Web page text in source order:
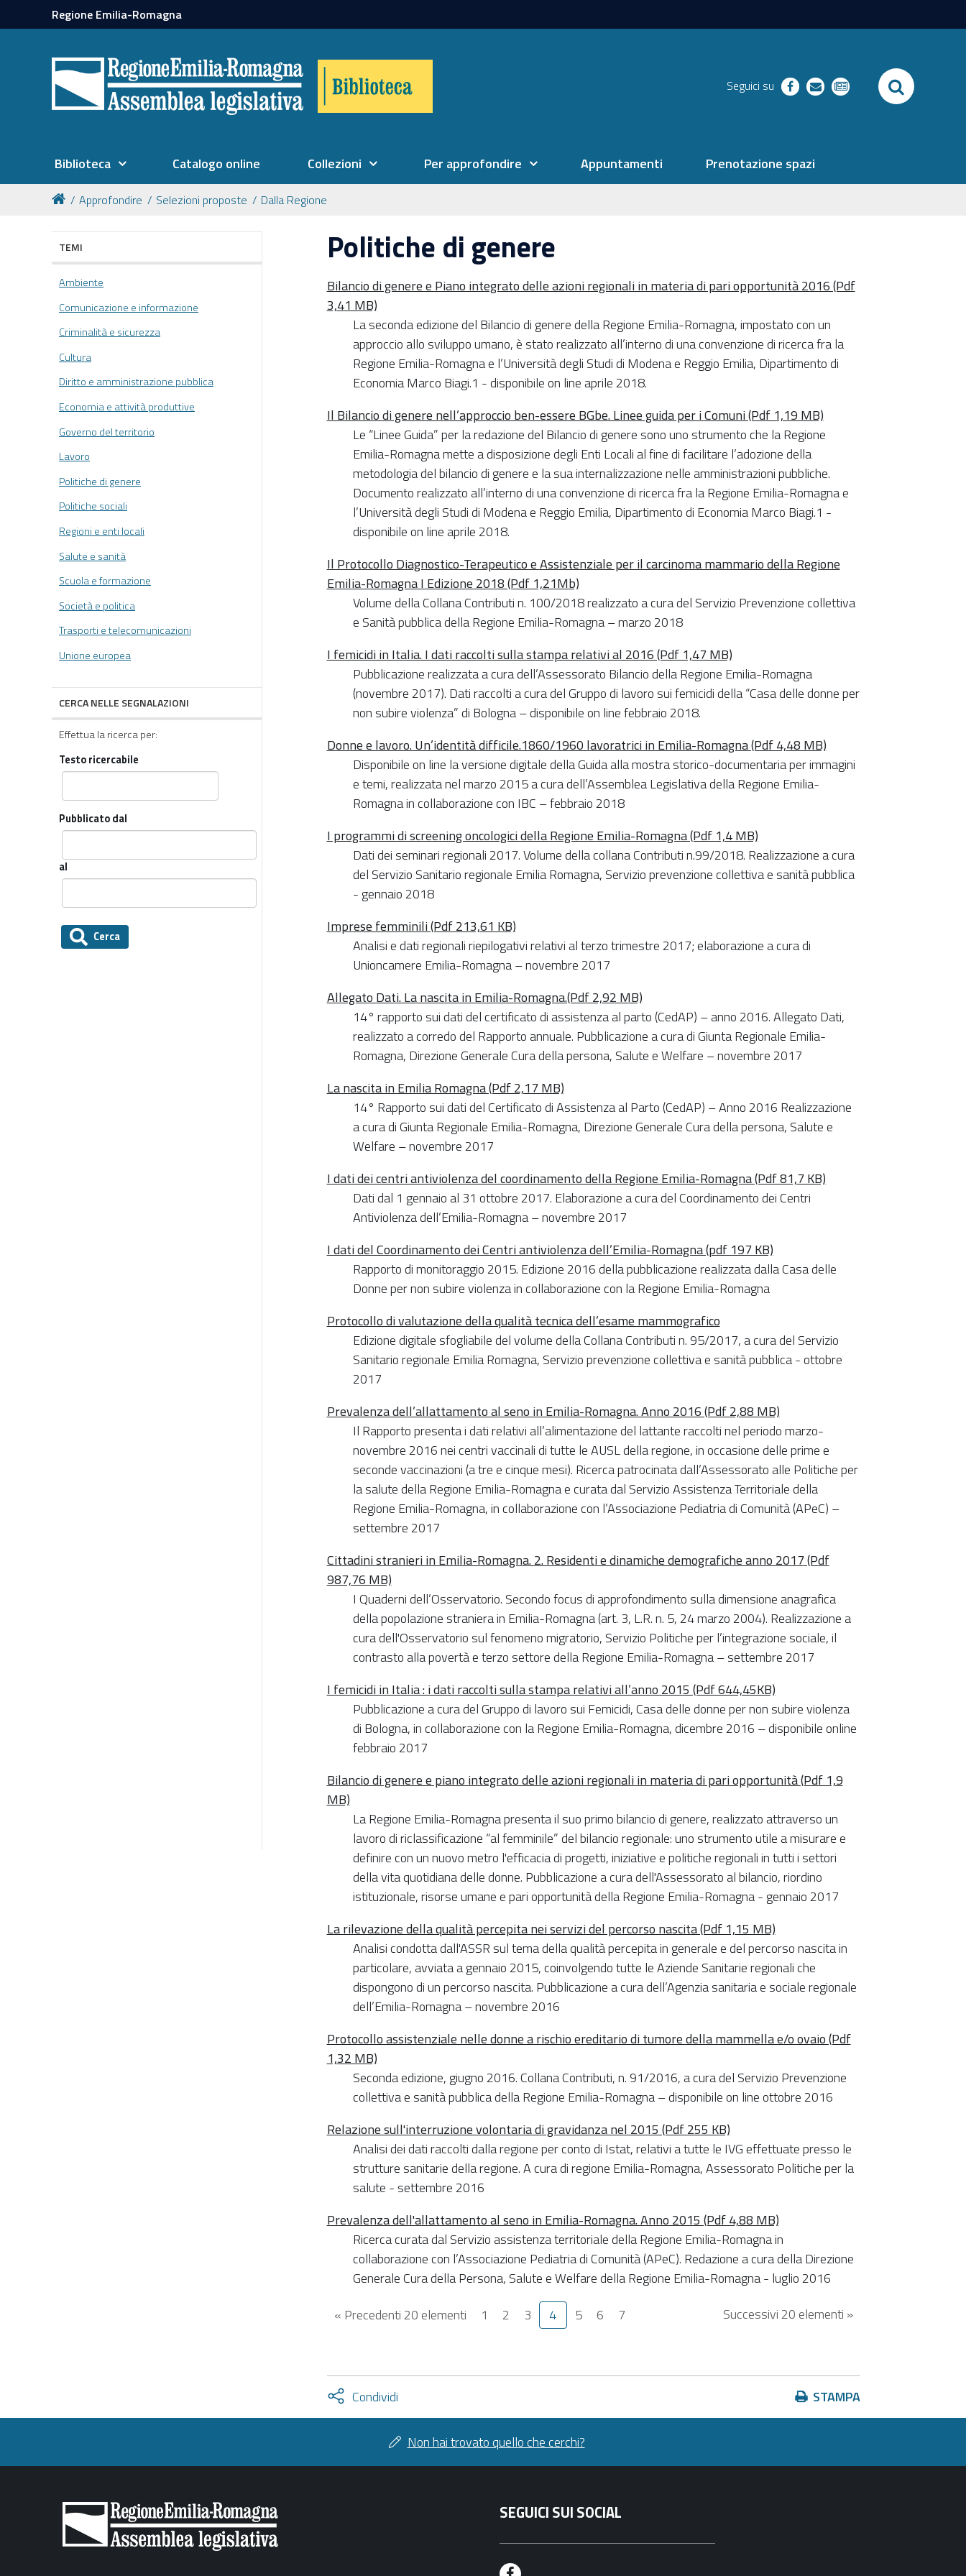
Regione Emilia-Romagna
Seguici su facebookrichiestenewsletter SEARCH
Biblioteca Catalogo online Collezioni Per approfondire Appuntamenti Prenotazione spazi
Approfondire Selezioni proposte Dalla Regione
Politiche di genere
Bilancio di genere e Piano integrato delle azioni regionali in materia di pari opportunità 2016 (Pdf
3,41 MB)
La seconda edizione del Bilancio di genere della Regione Emilia-Romagna, impostato con un
approccio allo sviluppo umano, è stato realizzato all’interno di una convenzione di ricerca fra la
Regione Emilia-Romagna e l’Università degli Studi di Modena e Reggio Emilia, Dipartimento di
Economia Marco Biagi.1 - disponibile on line aprile 2018.
Il Bilancio di genere nell’approccio ben-essere BGbe. Linee guida per i Comuni (Pdf 1,19 MB)
Le “Linee Guida” per la redazione del Bilancio di genere sono uno strumento che la Regione
Emilia-Romagna mette a disposizione degli Enti Locali al fine di facilitare l’adozione della
metodologia del bilancio di genere e la sua internalizzazione nelle amministrazioni pubbliche.
Documento realizzato all’interno di una convenzione di ricerca fra la Regione Emilia-Romagna e
l’Università degli Studi di Modena e Reggio Emilia, Dipartimento di Economia Marco Biagi.1 -
disponibile on line aprile 2018.
Il Protocollo Diagnostico-Terapeutico e Assistenziale per il carcinoma mammario della Regione
Emilia-Romagna I Edizione 2018 (Pdf 1,21Mb)
Volume della Collana Contributi n. 100/2018 realizzato a cura del Servizio Prevenzione collettiva
e Sanità pubblica della Regione Emilia-Romagna – marzo 2018
I femicidi in Italia. I dati raccolti sulla stampa relativi al 2016 (Pdf 1,47 MB)
Pubblicazione realizzata a cura dell’Assessorato Bilancio della Regione Emilia-Romagna
(novembre 2017). Dati raccolti a cura del Gruppo di lavoro sui femicidi della “Casa delle donne per
non subire violenza” di Bologna – disponibile on line febbraio 2018.
Donne e lavoro. Un’identità difficile.1860/1960 lavoratrici in Emilia-Romagna (Pdf 4,48 MB)
Disponibile on line la versione digitale della Guida alla mostra storico-documentaria per immagini
e temi, realizzata nel marzo 2015 a cura dell’Assemblea Legislativa della Regione Emilia-
Romagna in collaborazione con IBC – febbraio 2018
I programmi di screening oncologici della Regione Emilia-Romagna (Pdf 1,4 MB)
Dati dei seminari regionali 2017. Volume della collana Contributi n.99/2018. Realizzazione a cura
del Servizio Sanitario regionale Emilia Romagna, Servizio prevenzione collettiva e sanità pubblica
- gennaio 2018
Imprese femminili (Pdf 213,61 KB)
Analisi e dati regionali riepilogativi relativi al terzo trimestre 2017; elaborazione a cura di
Unioncamere Emilia-Romagna – novembre 2017
Allegato Dati. La nascita in Emilia-Romagna.(Pdf 2,92 MB)
14° rapporto sui dati del certificato di assistenza al parto (CedAP) – anno 2016. Allegato Dati,
realizzato a corredo del Rapporto annuale. Pubblicazione a cura di Giunta Regionale Emilia-
Romagna, Direzione Generale Cura della persona, Salute e Welfare – novembre 2017
La nascita in Emilia Romagna (Pdf 2,17 MB)
14° Rapporto sui dati del Certificato di Assistenza al Parto (CedAP) – Anno 2016 Realizzazione
a cura di Giunta Regionale Emilia-Romagna, Direzione Generale Cura della persona, Salute e
Welfare – novembre 2017
I dati dei centri antiviolenza del coordinamento della Regione Emilia-Romagna (Pdf 81,7 KB)
Dati dal 1 gennaio al 31 ottobre 2017. Elaborazione a cura del Coordinamento dei Centri
Antiviolenza dell’Emilia-Romagna – novembre 2017
I dati del Coordinamento dei Centri antiviolenza dell’Emilia-Romagna (pdf 197 KB)
Rapporto di monitoraggio 2015. Edizione 2016 della pubblicazione realizzata dalla Casa delle
Donne per non subire violenza in collaborazione con la Regione Emilia-Romagna
Protocollo di valutazione della qualità tecnica dell’esame mammografico
Edizione digitale sfogliabile del volume della Collana Contributi n. 95/2017, a cura del Servizio
Sanitario regionale Emilia Romagna, Servizio prevenzione collettiva e sanità pubblica - ottobre
2017
Prevalenza dell’allattamento al seno in Emilia-Romagna. Anno 2016 (Pdf 2,88 MB)
Il Rapporto presenta i dati relativi all’alimentazione del lattante raccolti nel periodo marzo-
novembre 2016 nei centri vaccinali di tutte le AUSL della regione, in occasione delle prime e
seconde vaccinazioni (a tre e cinque mesi). Ricerca patrocinata dall’Assessorato alle Politiche per
la salute della Regione Emilia-Romagna e curata dal Servizio Assistenza Territoriale della
Regione Emilia-Romagna, in collaborazione con l’Associazione Pediatria di Comunità (APeC) –
settembre 2017
Cittadini stranieri in Emilia-Romagna. 2. Residenti e dinamiche demografiche anno 2017 (Pdf
987,76 MB)
I Quaderni dell’Osservatorio. Secondo focus di approfondimento sulla dimensione anagrafica
della popolazione straniera in Emilia-Romagna (art. 3, L.R. n. 5, 24 marzo 2004). Realizzazione a
cura dell'Osservatorio sul fenomeno migratorio, Servizio Politiche per l’integrazione sociale, il
contrasto alla povertà e terzo settore della Regione Emilia-Romagna – settembre 2017
I femicidi in Italia : i dati raccolti sulla stampa relativi all’anno 2015 (Pdf 644,45KB)
Pubblicazione a cura del Gruppo di lavoro sui Femicidi, Casa delle donne per non subire violenza
di Bologna, in collaborazione con la Regione Emilia-Romagna, dicembre 2016 – disponibile online
febbraio 2017
Bilancio di genere e piano integrato delle azioni regionali in materia di pari opportunità (Pdf 1,9
MB)
La Regione Emilia-Romagna presenta il suo primo bilancio di genere, realizzato attraverso un
lavoro di riclassificazione “al femminile” del bilancio regionale: uno strumento utile a misurare e
definire con un nuovo metro l'efficacia di progetti, iniziative e politiche regionali in tutti i settori
della vita quotidiana delle donne. Pubblicazione a cura dell'Assessorato al bilancio, riordino
istituzionale, risorse umane e pari opportunità della Regione Emilia-Romagna - gennaio 2017
La rilevazione della qualità percepita nei servizi del percorso nascita (Pdf 1,15 MB)
Analisi condotta dall'ASSR sul tema della qualità percepita in generale e del percorso nascita in
particolare, avviata a gennaio 2015, coinvolgendo tutte le Aziende Sanitarie regionali che
dispongono di un percorso nascita. Pubblicazione a cura dell’Agenzia sanitaria e sociale regionale
dell’Emilia-Romagna – novembre 2016
Protocollo assistenziale nelle donne a rischio ereditario di tumore della mammella e/o ovaio (Pdf
1,32 MB)
Seconda edizione, giugno 2016. Collana Contributi, n. 91/2016, a cura del Servizio Prevenzione
collettiva e sanità pubblica della Regione Emilia-Romagna – disponibile on line ottobre 2016
Relazione sull'interruzione volontaria di gravidanza nel 2015 (Pdf 255 KB)
Analisi dei dati raccolti dalla regione per conto di Istat, relativi a tutte le IVG effettuate presso le
strutture sanitarie della regione. A cura di regione Emilia-Romagna, Assessorato Politiche per la
salute - settembre 2016
Prevalenza dell'allattamento al seno in Emilia-Romagna. Anno 2015 (Pdf 4,88 MB)
Ricerca curata dal Servizio assistenza territoriale della Regione Emilia-Romagna in
collaborazione con l’Associazione Pediatria di Comunità (APeC). Redazione a cura della Direzione
Generale Cura della Persona, Salute e Welfare della Regione Emilia-Romagna - luglio 2016
« Precedenti 20 elementi
Successivi 20 elementi »
1 2 3 4 5 6 7
Azioni
sul
STAMPA
Condividi
facebook
twitter
Attiva
condividi
TEMI
Ambiente
Comunicazione e informazione
Criminalità e sicurezza
Cultura
Diritto e amministrazione pubblica
Economia e attività produttive
Governo del territorio
Lavoro
Politiche di genere
Politiche sociali
Regioni e enti locali
Salute e sanità
Scuola e formazione
Società e politica
Trasporti e telecomunicazioni
Unione europea
CERCA NELLE SEGNALAZIONI
Effettua la ricerca per:
Testo ricercabile
Pubblicato dal
al
Non hai trovato quello che cerchi?
SEGUICI SUI SOCIAL